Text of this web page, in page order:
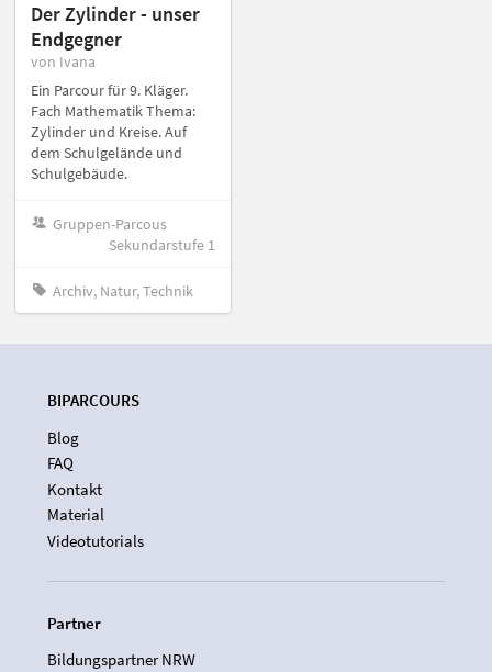
Der Zylinder - unser
Endgegner
von Ivana
Ein Parcour für 9. Kläger.
Fach Mathematik Thema:
Zylinder und Kreise. Auf
dem Schulgelände und
Schulgebäude.
Gruppen-Parcous
Sekundarstufe 1
Archiv, Natur, Technik
BIPARCOURS
Blog
FAQ
Kontakt
Material
Videotutorials
Partner
Bildungspartner NRW